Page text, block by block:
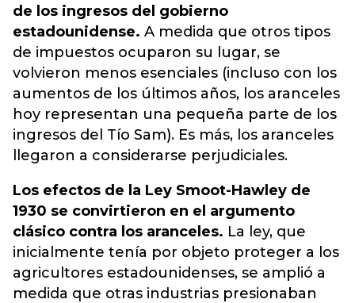
de los ingresos del gobierno
estadounidense. A medida que otros tipos
de impuestos ocuparon su lugar, se
volvieron menos esenciales (incluso con los
aumentos de los últimos años, los aranceles
hoy representan una pequeña parte de los
ingresos del Tío Sam). Es más, los aranceles
llegaron a considerarse perjudiciales.
Los efectos de la Ley Smoot-Hawley de
1930 se convirtieron en el argumento
clásico contra los aranceles. La ley, que
inicialmente tenía por objeto proteger a los
agricultores estadounidenses, se amplió a
medida que otras industrias presionaban